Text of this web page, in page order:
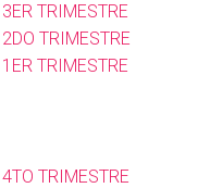
TRIMESTRE
TRIMESTRE
TRIMESTRE
TRIMESTRE